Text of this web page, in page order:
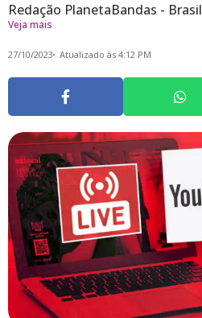
Redação PlanetaBandas - Brasil
Veja mais
27/10/2023 Atualizado às 4:12 PM